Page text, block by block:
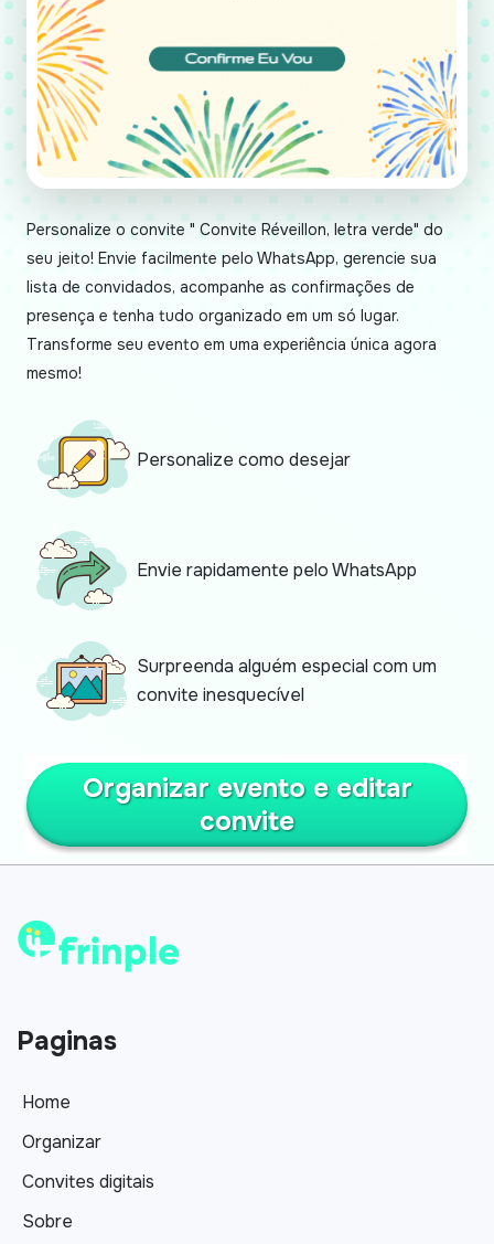
Personalize o convite " Convite Réveillon, letra verde" do
seu jeito! Envie facilmente pelo WhatsApp, gerencie sua
lista de convidados, acompanhe as confirmações de
presença e tenha tudo organizado em um só lugar.
Transforme seu evento em uma experiência única agora
mesmo!
Personalize como desejar
Envie rapidamente pelo WhatsApp
Surpreenda alguém especial com um
convite inesquecível
Organizar evento e editar
convite
Paginas
Home
Organizar
Convites digitais
Sobre